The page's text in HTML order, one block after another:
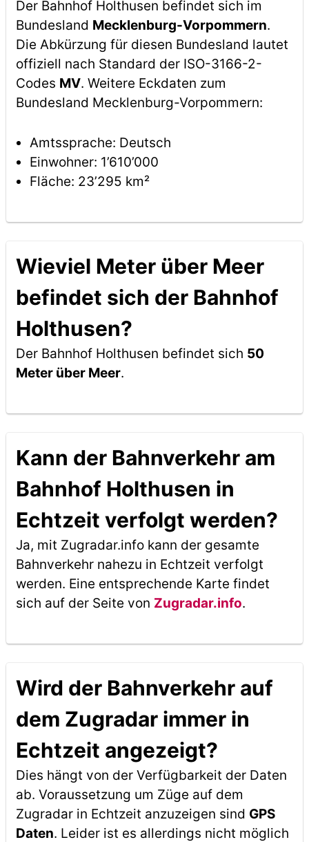
Der Bahnhof Holthusen befindet sich im
Bundesland Mecklenburg-Vorpommern.
Die Abkürzung für diesen Bundesland lautet
offiziell nach Standard der ISO-3166-2-
Codes MV. Weitere Eckdaten zum
Bundesland Mecklenburg-Vorpommern:
Amtssprache: Deutsch
Einwohner: 1’610’000
Fläche: 23’295 km²
Wieviel Meter über Meer
befindet sich der Bahnhof
Holthusen?
Der Bahnhof Holthusen befindet sich 50
Meter über Meer.
Kann der Bahnverkehr am
Bahnhof Holthusen in
Echtzeit verfolgt werden?
Ja, mit Zugradar.info kann der gesamte
Bahnverkehr nahezu in Echtzeit verfolgt
werden. Eine entsprechende Karte findet
sich auf der Seite von Zugradar.info.
Wird der Bahnverkehr auf
dem Zugradar immer in
Echtzeit angezeigt?
Dies hängt von der Verfügbarkeit der Daten
ab. Voraussetzung um Züge auf dem
Zugradar in Echtzeit anzuzeigen sind GPS
Daten. Leider ist es allerdings nicht möglich